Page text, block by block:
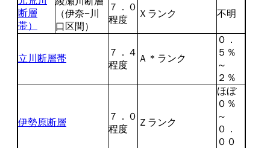
断層
帯）
（伊奈−川
口区間）
７．０
程度
Ｘランク 不明
立川断層帯
７．４
程度
Ａ＊ランク
０．
５％
～
２％
伊勢原断層
７．０
程度
Ｚランク
ほぼ
０％
～
０．
００